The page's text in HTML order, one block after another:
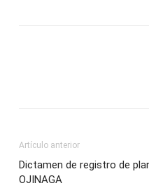
Artículo anterior
Dictamen de registro de
OJINAGA